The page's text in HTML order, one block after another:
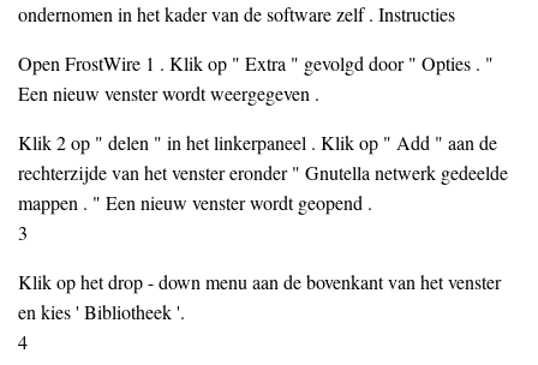
ondernomen in het kader van de software zelf . Instructies
Open FrostWire 1 . Klik op " Extra " gevolgd door " Opties . "
Een nieuw venster wordt weergegeven .
Klik 2 op " delen " in het linkerpaneel . Klik op " Add " aan de
rechterzijde van het venster eronder " Gnutella netwerk gedeelde
mappen . " Een nieuw venster wordt geopend .
3
Klik op het drop - down menu aan de bovenkant van het venster
en kies ' Bibliotheek '.
4